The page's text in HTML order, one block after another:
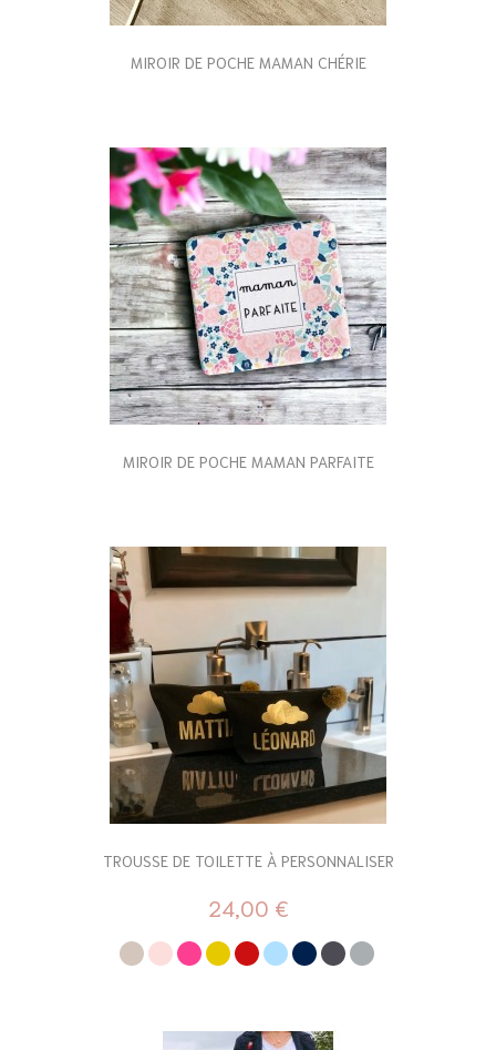
MIROIR DE POCHE MAMAN CHÉRIE
MIROIR DE POCHE MAMAN PARFAITE
TROUSSE DE TOILETTE À PERSONNALISER
24,00 €